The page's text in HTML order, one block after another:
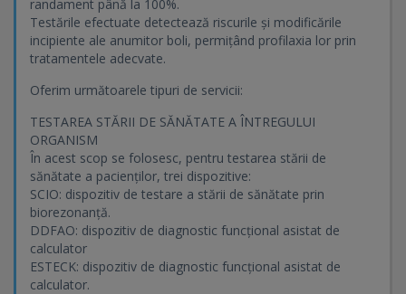
randament până la 100%.
Testările efectuate detectează riscurile și modificările
incipiente ale anumitor boli, permițând profilaxia lor prin
tratamentele adecvate.
Oferim următoarele tipuri de servicii:
TESTAREA STĂRII DE SĂNĂTATE A ÎNTREGULUI
ORGANISM
În acest scop se folosesc, pentru testarea stării de
sănătate a pacienților, trei dispozitive:
SCIO: dispozitiv de testare a stării de sănătate prin
biorezonanță.
DDFAO: dispozitiv de diagnostic funcțional asistat de
calculator
ESTECK: dispozitiv de diagnostic funcțional asistat de
calculator.